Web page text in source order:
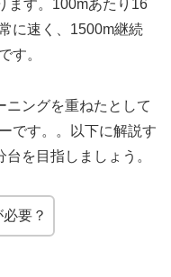
ます。100mあたり16
に速く、1500m継続
す。
ニングを重ねたとして
です。。以下に解説す
を目指しましょう。
要？